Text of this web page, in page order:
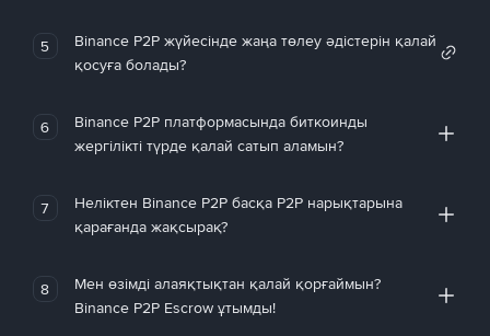
5
Binance P2P жүйесінде жаңа төлеу әдістерін қалай
қосуға болады?
6
Binance P2P платформасында биткоинды
жергілікті түрде қалай сатып аламын?
7
Неліктен Binance P2P басқа P2P нарықтарына
қарағанда жақсырақ?
8
Мен өзімді алаяқтықтан қалай қорғаймын?
Binance P2P Escrow ұтымды!